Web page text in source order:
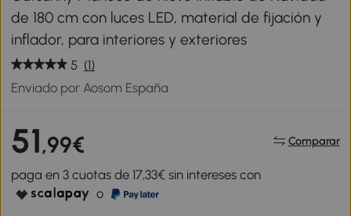
de 180 cm con luces LED, material de fijación y
inflador, para interiores y exteriores
5 (1)
Enviado por Aosom España
51,99€ Comparar
paga en 3 cuotas de 17,33€ sin intereses con
o